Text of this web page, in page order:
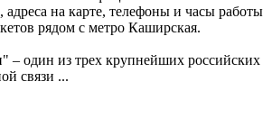
адреса на карте, телефоны и часы работы
рядом с метро Каширская.
– один из трех крупнейших российских
связи ...